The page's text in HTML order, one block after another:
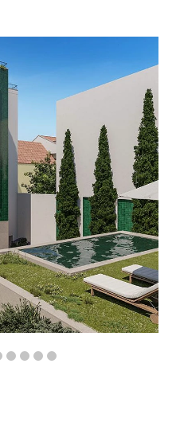
2 3 4 5 6